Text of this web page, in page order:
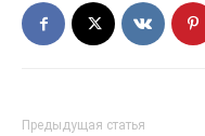
Предыдущая статья